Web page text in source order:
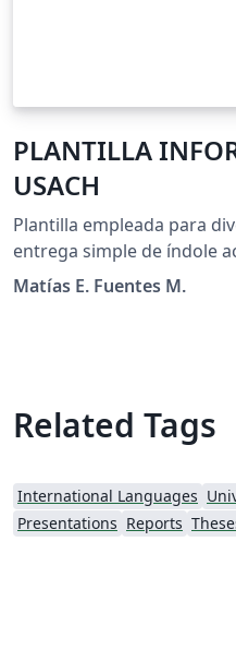
PLANTILLA
USACH
Plantilla empleada para
entrega simple de índole
Matías E. Fuentes M.
Related Tags
International Languages
Presentations Reports